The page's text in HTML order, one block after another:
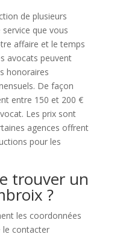
de plusieurs
que vous
affaire et le temps
avocats peuvent
honoraires
De façon
entre 150 et 200 €
Les prix sont
agences offrent
pour les
trouver un
?
les coordonnées
le contacter